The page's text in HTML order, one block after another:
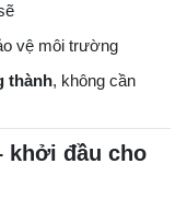
vệ môi trường
thành, không cần
khởi đầu cho